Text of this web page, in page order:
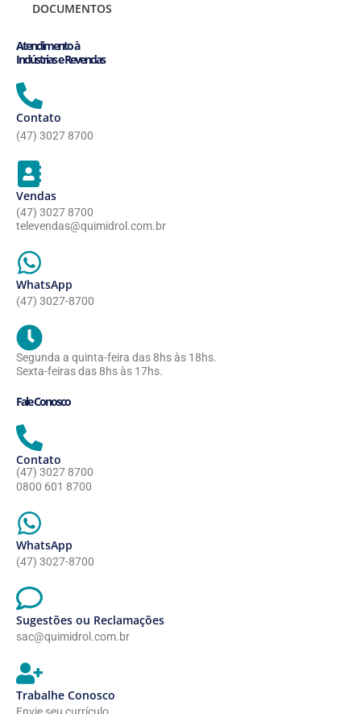
DOCUMENTOS
Atendimento à
Indústrias e Revendas
Contato
(47) 3027 8700
Vendas
(47) 3027 8700
televendas@quimidrol.com.br
WhatsApp
(47) 3027-8700
Segunda a quinta-feira das 8hs às 18hs.
Sexta-feiras das 8hs às 17hs.
Fale Conosco
Contato
(47) 3027 8700
0800 601 8700
WhatsApp
(47) 3027-8700
Sugestões ou Reclamações
sac@quimidrol.com.br
Trabalhe Conosco